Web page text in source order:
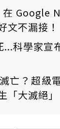
Google
文不漏接！
...科學家宣
亡？超級
「大滅絕」